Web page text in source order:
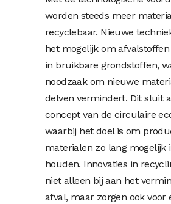
worden steeds meer
recyclebaar. Nieuwe
het mogelijk om
in bruikbare grondstoffen,
noodzaak om nieuwe
delven vermindert. Dit sluit
concept van de circulaire
waarbij het doel is om
materialen zo lang mogelijk
houden. Innovaties in
niet alleen bij aan het
afval, maar zorgen ook voor